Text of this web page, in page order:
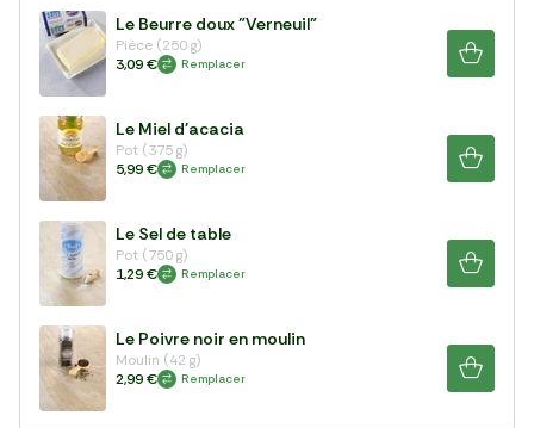
Le Beurre doux "Verneuil"
Pièce (250 g)
3,09 €
Remplacer
Le Miel d'acacia
Pot (375 g)
5,99 €
Remplacer
Le Sel de table
Pot (750 g)
1,29 €
Remplacer
Le Poivre noir en moulin
Moulin (42 g)
2,99 €
Remplacer